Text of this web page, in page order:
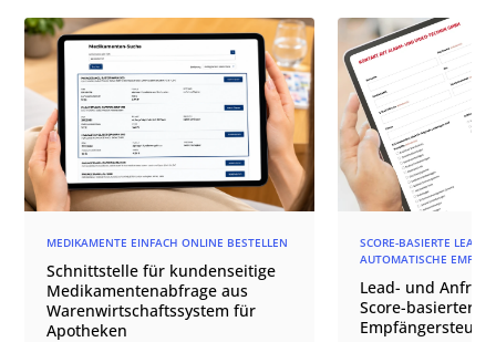
MEDIKAMENTE EINFACH ONLINE BESTELLEN
Schnittstelle für kundenseitige
Medikamentenabfrage aus
Warenwirtschaftssystem für
Apotheken
SCORE-BASIERTE LEAD-
AUTOMATISCHE
Lead- und
Score-basierter